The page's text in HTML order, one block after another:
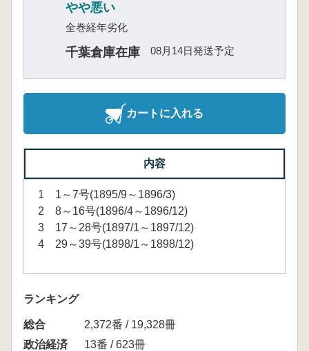
やや悪い
全巻経年劣化
千葉倉庫在庫 08月14日発送予定
カートに入れる
内容
1 1～7号(1895/9～1896/3)
2 8～16号(1896/4～1896/12)
3 17～28号(1897/1～1897/12)
4 29～39号(1898/1～1898/12)
ランキング
総合
2,372番 / 19,328冊
政治経済
13番 / 623冊